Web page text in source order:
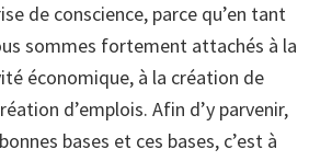
de conscience, parce qu’en tant
sommes fortement attachés à la
économique, à la création de
d’emplois. Afin d’y parvenir,
bases et ces bases, c’est à